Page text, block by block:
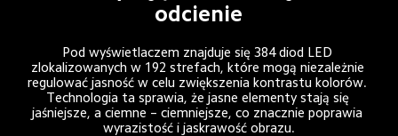
odcienie
Pod wyświetlaczem znajduje się 384 diod LED
zlokalizowanych w 192 strefach, które mogą niezależnie
regulować jasność w celu zwiększenia kontrastu kolorów.
Technologia ta sprawia, że jasne elementy stają się
jaśniejsze, a ciemne – ciemniejsze, co znacznie poprawia
wyrazistość i jaskrawość obrazu.